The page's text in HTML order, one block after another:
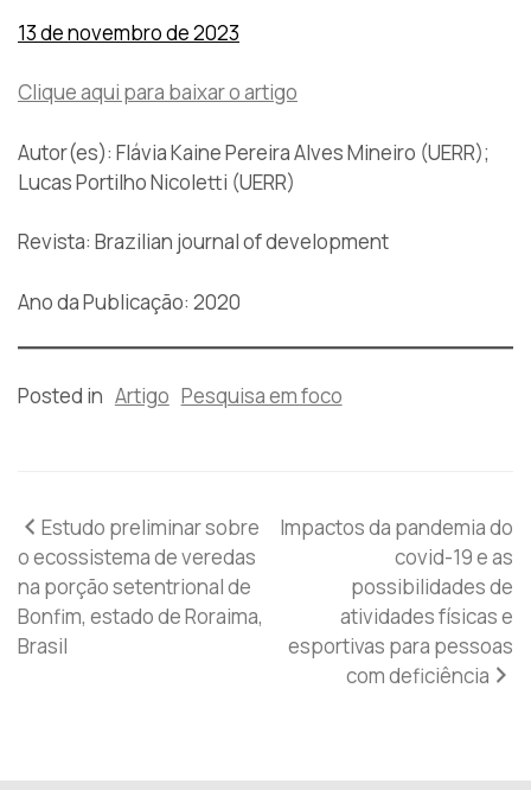
13 de novembro de 2023
Clique aqui para baixar o artigo
Autor(es): Flávia Kaine Pereira Alves Mineiro (UERR);
Lucas Portilho Nicoletti (UERR)
Revista: Brazilian journal of development
Ano da Publicação: 2020
Posted in Artigo Pesquisa em foco
Navegação
de
Post
Estudo preliminar sobre
o ecossistema de veredas
na porção setentrional de
Bonfim, estado de Roraima,
Brasil
Impactos da pandemia do
covid-19 e as
possibilidades de
atividades físicas e
esportivas para pessoas
com deficiência